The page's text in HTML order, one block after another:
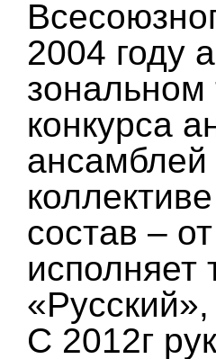
2004 году
зональном
конкурса
ансамблей
состав –
исполняет
С 2012г